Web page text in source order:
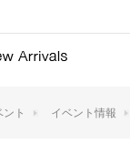
ント イベント情報